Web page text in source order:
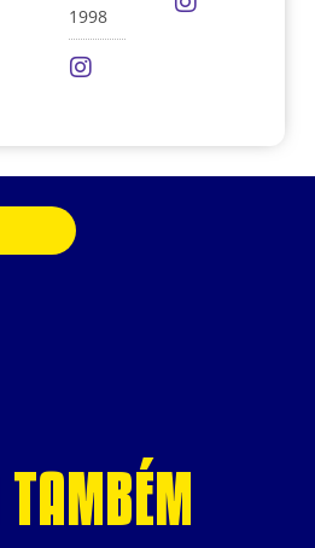
1998